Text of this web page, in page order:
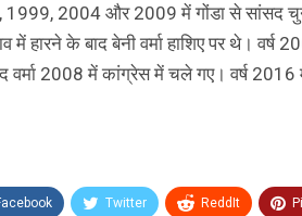
2004 और 2009 में गोंडा से सांसद चुने
में हारने के बाद बेनी वर्मा हाशिए पर थे।
वर्मा 2008 में कांग्रेस में चले गए। वर्ष 2016
Twitter ReddIt